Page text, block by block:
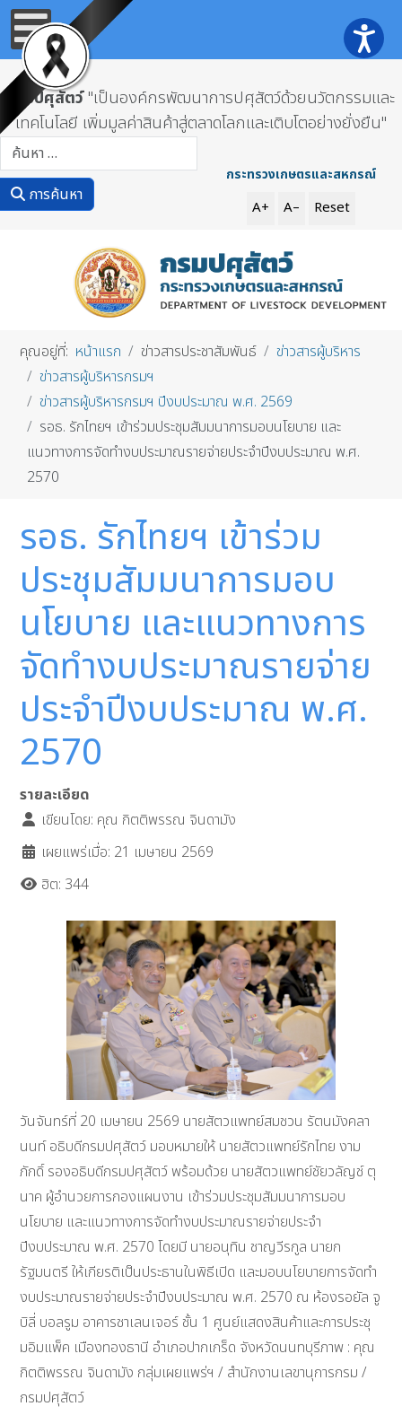
กรมปศุสัตว์"เป็นองค์กรพัฒนาการปศุสัตว์ด้วยนวัตกรรมและ
เทคโนโลยี เพิ่มมูลค่าสินค้าสู่ตลาดโลกและเติบโตอย่างยั่งยืน"
การค้นหา
กระทรวงเกษตรและสหกรณ์
A+ A– Reset
คุณอยู่ที่: หน้าแรก ข่าวสารประชาสัมพันธ์
ข่าวสารผู้บริหาร
ข่าวสารผู้บริหารกรมฯ
ข่าวสารผู้บริหารกรมฯ ปีงบประมาณ พ.ศ. 2569
รอธ. รักไทยฯ เข้าร่วมประชุมสัมมนาการมอบนโยบาย และ
แนวทางการจัดทำงบประมาณรายจ่ายประจำปีงบประมาณ พ.ศ.
2570
รอธ. รักไทยฯ เข้าร่วม
ประชุมสัมมนาการมอบ
นโยบาย และแนวทางการ
จัดทำงบประมาณรายจ่าย
ประจำปีงบประมาณ พ.ศ.
2570
รายละเอียด
เขียนโดย: คุณ กิตติพรรณ จินดามัง
เผยแพร่เมื่อ: 21 เมษายน 2569
ฮิต: 344
วันจันทร์ที่ 20 เมษายน 2569 นายสัตวแพทย์สมชวน รัตนมังคลา
นนท์ อธิบดีกรมปศุสัตว์ มอบหมายให้ นายสัตวแพทย์รักไทย งาม
ภักดิ์ รองอธิบดีกรมปศุสัตว์ พร้อมด้วย นายสัตวแพทย์ชัยวลัญช์ ตุ
นาค ผู้อำนวยการกองแผนงาน เข้าร่วมประชุมสัมมนาการมอบ
นโยบาย และแนวทางการจัดทำงบประมาณรายจ่ายประจำ
ปีงบประมาณ พ.ศ. 2570 โดยมี นายอนุทิน ชาญวีรกูล นายก
รัฐมนตรี ให้เกียรติเป็นประธานในพิธีเปิด และมอบนโยบายการจัดทำ
งบประมาณรายจ่ายประจำปีงบประมาณ พ.ศ. 2570 ณ ห้องรอยัล จู
บิลี่ บอลรูม อาคารชาเลนเจอร์ ชั้น 1 ศูนย์แสดงสินค้าและการประชุ
มอิมแพ็ค เมืองทองธานี อำเภอปากเกร็ด จังหวัดนนทบุรีภาพ : คุณ
กิตติพรรณ จินดามัง กลุ่มเผยแพร่ฯ / สำนักงานเลขานุการกรม /
กรมปศุสัตว์